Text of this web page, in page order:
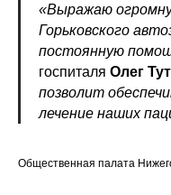
«Выражаю
Горьковского
постоянную
госпиталя Олег
позволит
лечение наших
Общественная палата